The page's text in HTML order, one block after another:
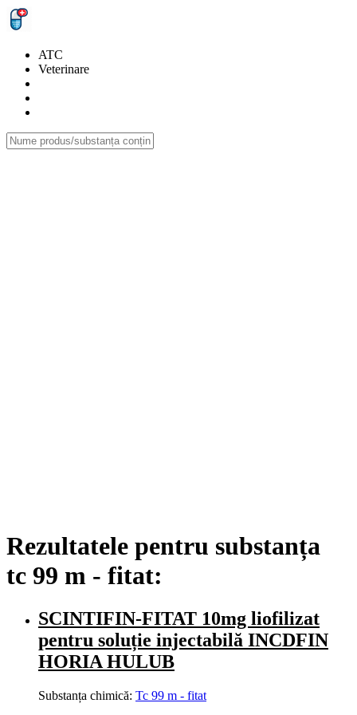
ATC
Veterinare
Rezultatele pentru substanța
tc 99 m - fitat:
SCINTIFIN-FITAT 10mg liofilizat
pentru soluție injectabilă INCDFIN
HORIA HULUB
Substanța chimică: Tc 99 m - fitat